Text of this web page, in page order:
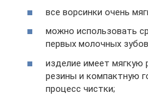
все ворсинки очень
можно использовать
первых молочных
изделие имеет мягкую
резины и компактную
процесс чистки;